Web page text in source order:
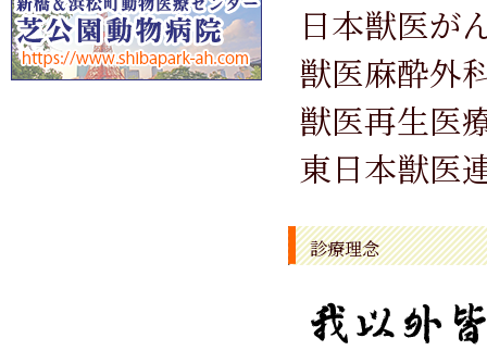
日本獣医が
獣医麻酔外
獣医再生医
東日本獣医
診療理念